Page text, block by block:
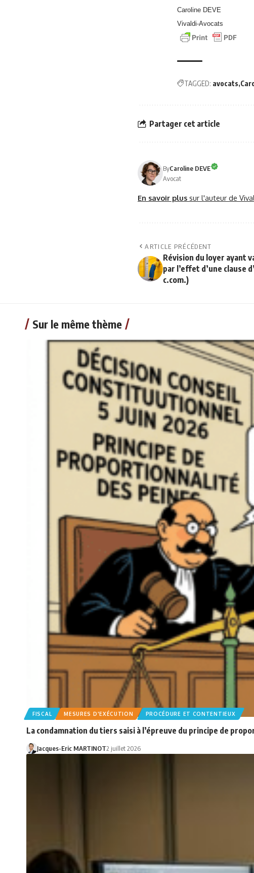
Caroline DEVE
Vivaldi-Avocats
TAGGED: avocats
Partager cet article
ByCaroline DEVE
Avocat
En savoir plus sur l'auteur de
ARTICLE PRÉCÉDENT
Révision du loyer ayant
par l’effet d’une clause
c.com.)
Sur le même thème
FISCAL MESURES D'EXÉCUTION PROCÉDURE ET CONTENTIEUX
La condamnation du tiers saisi à l’épreuve du principe de
Jacques-Eric MARTINOT2 juillet 2026